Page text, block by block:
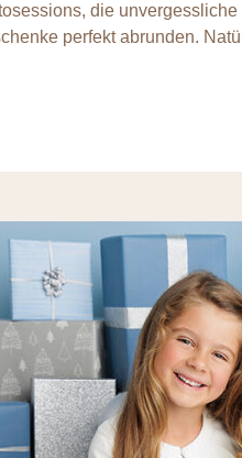
die
perfekt abrunden.